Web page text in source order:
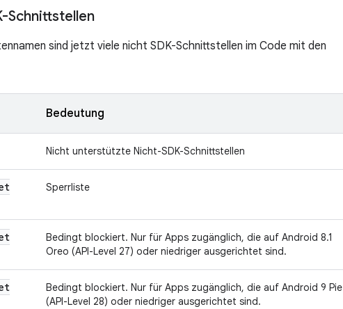
Schnittstellen
sind jetzt viele nicht SDK-Schnittstellen im Code mit den
Bedeutung
Nicht unterstützte Nicht-SDK-Schnittstellen
Sperrliste
Bedingt blockiert. Nur für Apps zugänglich, die auf Android 8.1
Oreo (API-Level 27) oder niedriger ausgerichtet sind.
Bedingt blockiert. Nur für Apps zugänglich, die auf Android 9 Pie
(API-Level 28) oder niedriger ausgerichtet sind.